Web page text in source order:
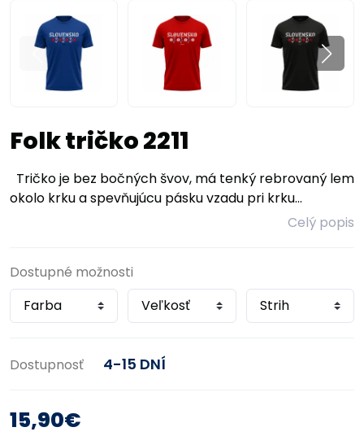
Folk tričko 2211
Tričko je bez bočných švov, má tenký rebrovaný lem
okolo krku a spevňujúcu pásku vzadu pri krku...
Celý popis
Dostupné možnosti
Dostupnosť 4-15 DNÍ
15,90€